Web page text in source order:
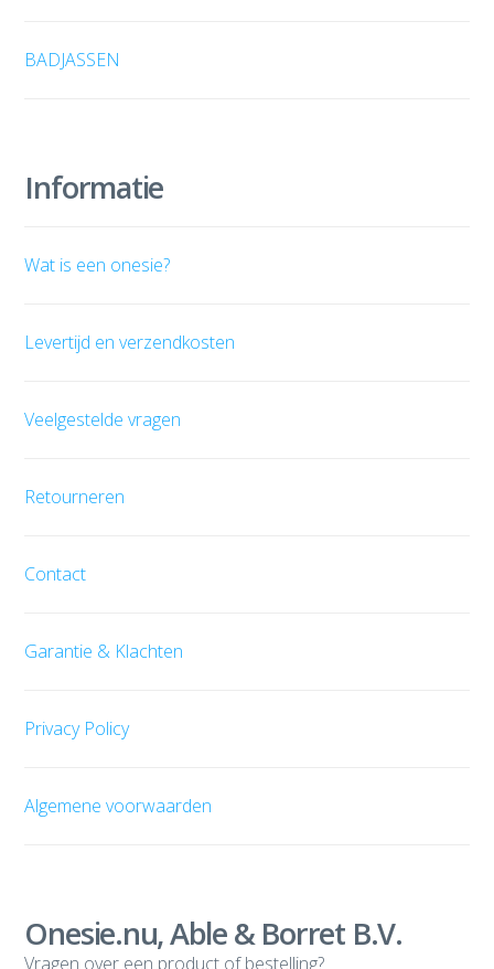
BADJASSEN
Informatie
Wat is een onesie?
Levertijd en verzendkosten
Veelgestelde vragen
Retourneren
Contact
Garantie & Klachten
Privacy Policy
Algemene voorwaarden
Onesie.nu, Able & Borret B.V.
Vragen over een product of bestelling?